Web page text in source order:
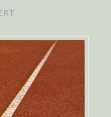
TIPP
ROGER
FEDERER
GEGEN
RAFAEL
NADAL